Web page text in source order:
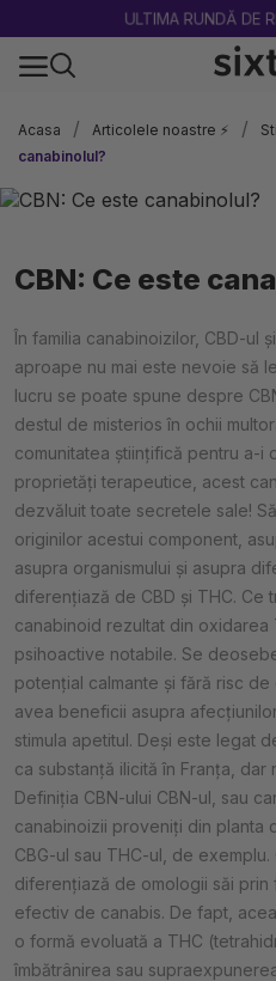
ULTIMA RUNDĂ DE
Acasa
Articolele noastre ⚡
canabinolul?
CBN: Ce este
În familia canabinoizilor, CBD-ul
aproape nu mai este nevoie să
lucru se poate spune despre
destul de misterios în ochii
comunitatea științifică pentru a-i
proprietăți terapeutice, acest
dezvăluit toate secretele sale!
originilor acestui component,
asupra organismului și asupra
diferențiază de CBD și THC. Ce
canabinoid rezultat din
psihoactive notabile. Se
potențial calmante și fără risc
avea beneficii asupra
stimula apetitul. Deși este legat
ca substanță ilicită în Franța, dar
Definiția CBN-ului CBN-ul, sau
canabinoizii proveniți din planta
CBG-ul sau THC-ul, de
diferențiază de omologii săi prin
efectiv de canabis. De fapt,
o formă evoluată a THC
îmbătrânirea sau